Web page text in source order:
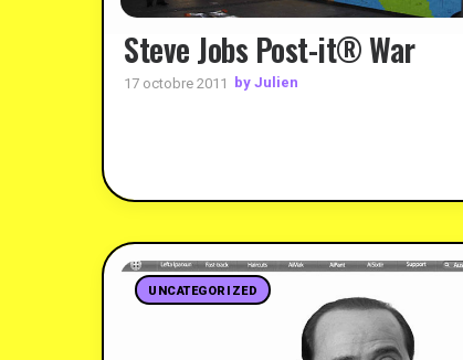
Steve Jobs Post-it® War
17 octobre 2011 by Julien
UNCATEGORIZED